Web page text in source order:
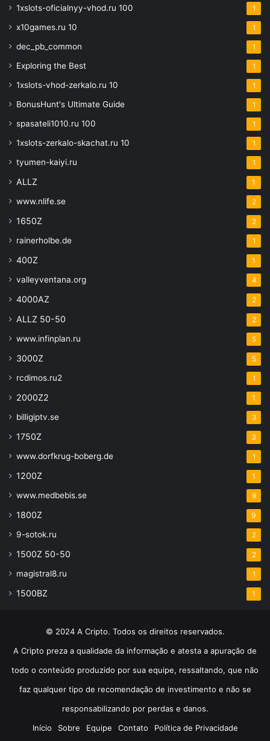
1xslots-oficialnyy-vhod.ru 100 1
x10games.ru 10 1
dec_pb_common 1
Exploring the Best 1
1xslots-vhod-zerkalo.ru 10 1
BonusHunt's Ultimate Guide 1
spasateli1010.ru 100 1
1xslots-zerkalo-skachat.ru 10 1
tyumen-kaiyi.ru 1
ALLZ 1
www.nlife.se 2
1650Z 2
rainerholbe.de 1
400Z 1
valleyventana.org 4
4000AZ 2
ALLZ 50-50 2
www.infinplan.ru 5
3000Z 5
rcdimos.ru2 1
2000Z2 1
billigiptv.se 3
1750Z 3
www.dorfkrug-boberg.de 1
1200Z 1
www.medbebis.se 9
1800Z 9
9-sotok.ru 2
1500Z 50-50 2
magistral8.ru 1
1500BZ 1
© 2024 A Cripto. Todos os direitos reservados.
A Cripto preza a qualidade da informação e atesta a apuração de
todo o conteúdo produzido por sua equipe, ressaltando, que não
faz qualquer tipo de recomendação de investimento e não se
responsabilizando por perdas e danos.
Início
Sobre Equipe Contato Política de Privacidade